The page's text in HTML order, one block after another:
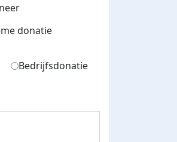
donatie
Bedrijfsdonatie